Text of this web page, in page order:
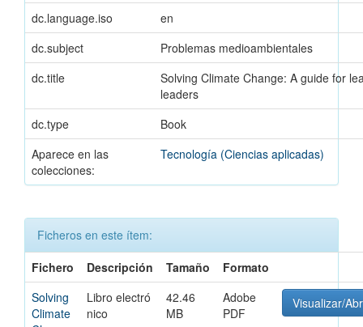
dc.language.iso
en
dc.subject
Problemas medioambientales
dc.title
Solving Climate Change: A guide for
leaders
dc.type
Book
Aparece en las
colecciones:
Tecnología (Ciencias aplicadas)
Ficheros en este ítem:
Fichero
Descripción Tamaño
Formato
Solving
Climate
Libro electró
nico
42.46
MB
Adobe
PDF
Visualizar/